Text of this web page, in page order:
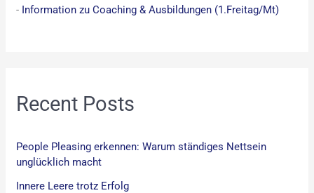
n
:
- Information zu Coaching & Ausbildungen (1.Freitag/Mt)
Recent Posts
People Pleasing erkennen: Warum ständiges Nettsein
unglücklich macht
Innere Leere trotz Erfolg